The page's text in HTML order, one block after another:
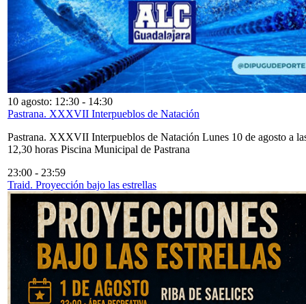
10 agosto: 12:30 - 14:30
Pastrana. XXXVII Interpueblos de Natación
Pastrana. XXXVII Interpueblos de Natación Lunes 10 de agosto a
12,30 horas Piscina Municipal de Pastrana
23:00 - 23:59
Traid. Proyección bajo las estrellas